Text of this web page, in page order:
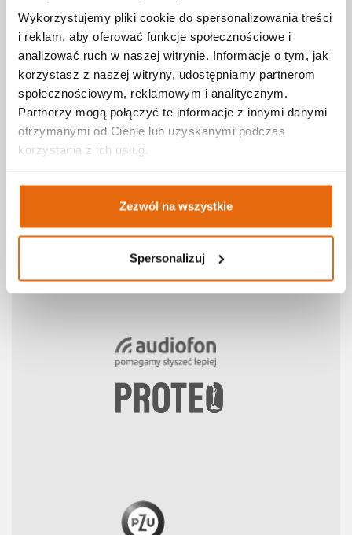
Wykorzystujemy pliki cookie do spersonalizowania treści
i reklam, aby oferować funkcje społecznościowe i
analizować ruch w naszej witrynie. Informacje o tym, jak
korzystasz z naszej witryny, udostępniamy partnerom
społecznościowym, reklamowym i analitycznym.
Partnerzy mogą połączyć te informacje z innymi danymi
otrzymanymi od Ciebie lub uzyskanymi podczas
korzystania z ich usług.
Zezwól na wszystkie
Spersonalizuj
Teleporady
COVID-19
Współpracujemy